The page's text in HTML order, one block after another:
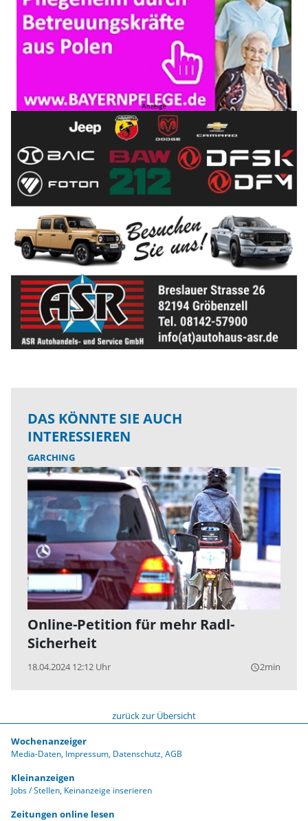
DAS KÖNNTE SIE AUCH
INTERESSIEREN
GARCHING
Online-Petition für mehr Radl-
Sicherheit
18.04.2024 12:12 Uhr query_builder2min
zurück zur Übersicht
Wochenanzeiger
Media-Daten Impressum Datenschutz AGB
Kleinanzeigen
Jobs / Stellen Keinanzeige inserieren
Zeitungen online lesen